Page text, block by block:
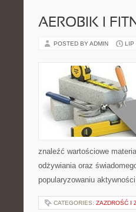
AEROBIK I
POSTED BY ADMIN LIP
znaleźć wartościowe
odżywiania oraz
popularyzowaniu
CATEGORIES: ZAZDROŚĆ I